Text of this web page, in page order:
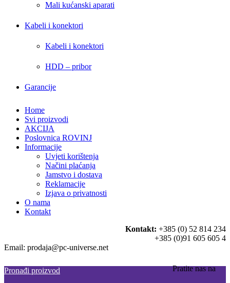
Mali kućanski aparati
Kabeli i konektori
Kabeli i konektori
HDD – pribor
Garancije
Home
Svi proizvodi
AKCIJA
Poslovnica ROVINJ
Informacije
Uvjeti korištenja
Načini plaćanja
Jamstvo i dostava
Reklamacije
Izjava o privatnosti
O nama
Kontakt
Kontakt: +385 (0) 52 814 234
+385 (0)91 605 605 4
Email: prodaja@pc-universe.net
Pratite nas na
Pronađi proizvod